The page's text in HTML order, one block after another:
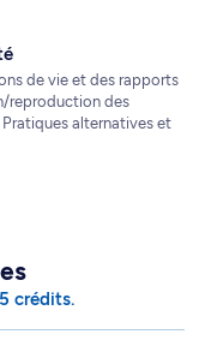
de vie et des rapports
reproduction des
alternatives et
crédits.